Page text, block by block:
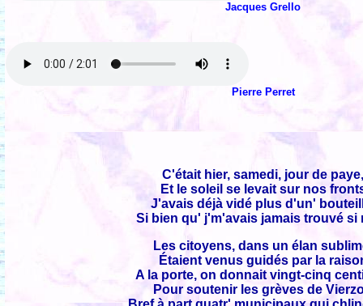
Jacques Grello
Pierre Perret
C'était hier, samedi, jour de
Et le soleil se levait sur nos
J'avais déjà vidé plus d'un'
Si bien qu' j'm'avais jamais trouvé si
Les citoyens, dans un élan
Étaient venus guidés par la
A la porte, on donnait vingt-cinq
Pour soutenir les grèves de